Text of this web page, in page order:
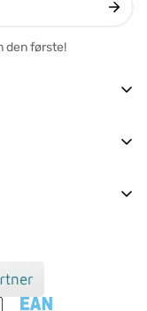
den første!